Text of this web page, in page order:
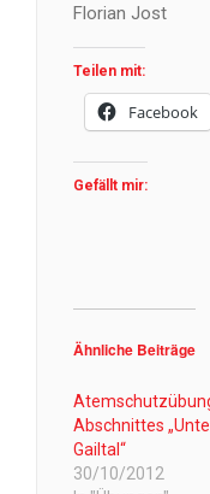
Florian Jost
Teilen mit:
Facebook
Gefällt mir:
Ähnliche Beiträge
Abschnittes
Gailtal“
30/10/2012